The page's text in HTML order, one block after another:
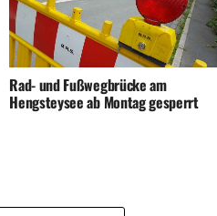
Rad- und Fußwegbrücke am
Hengsteysee ab Montag gesperrt